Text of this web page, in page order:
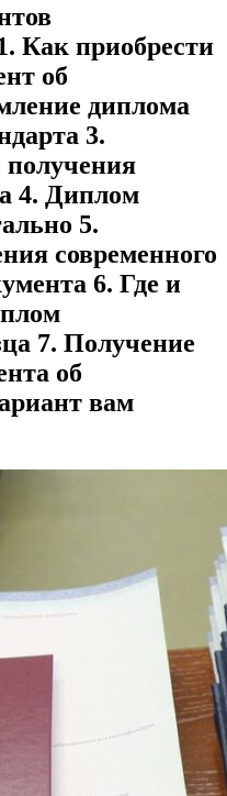
Как приобрести
об
диплома
3.
4. Диплом
5.
современного
6. Где и
7. Получение
об
вам